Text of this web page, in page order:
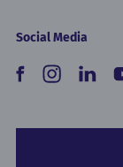
Social Media